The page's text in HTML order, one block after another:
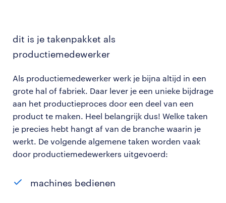
dit is je takenpakket als
productiemedewerker
Als productiemedewerker werk je bijna altijd in een
grote hal of fabriek. Daar lever je een unieke bijdrage
aan het productieproces door een deel van een
product te maken. Heel belangrijk dus! Welke taken
je precies hebt hangt af van de branche waarin je
werkt. De volgende algemene taken worden vaak
door productiemedewerkers uitgevoerd:
machines bedienen